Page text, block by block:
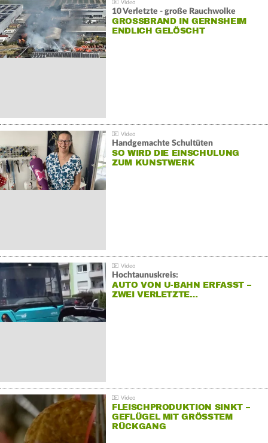
10 Verletzte - große Rauchwolke
GROSSBRAND IN GERNSHEIM E
NDLICH GELÖSCHT
Handgemachte Schultüten
SO WIRD DIE EINSCHULUNG
ZUM KUNSTWERK
Hochtaunuskreis:
AUTO VON U-BAHN ERFASST –
ZWEI VERLETZTE…
FLEISCHPRODUKTION SINKT –
GEFLÜGEL MIT GRÖSSTEM R
ÜCKGANG